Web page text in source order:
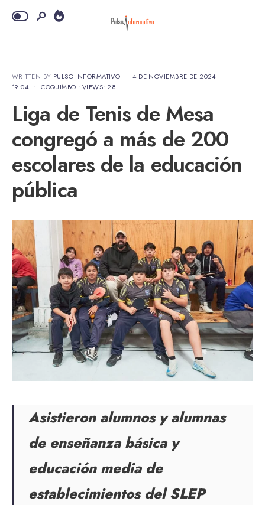
WRITTEN BY PULSO INFORMATIVO • 4 DE NOVIEMBRE DE 2024 •
19:04 • COQUIMBO • VIEWS: 28
Liga de Tenis de Mesa
congregó a más de 200
escolares de la educación
pública
Asistieron alumnos y alumnas
de enseñanza básica y
educación media de
establecimientos del SLEP